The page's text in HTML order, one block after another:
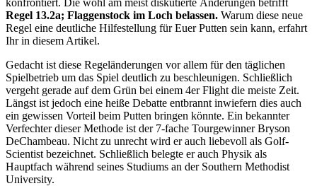
Regel 13.2a; Flaggenstock im Loch belassen. Warum diese neue
Regel eine deutliche Hilfestellung für Euer Putten sein kann, erfahrt
Ihr in diesem Artikel.
Gedacht ist diese Regeländerungen vor allem für den täglichen
Spielbetrieb um das Spiel deutlich zu beschleunigen. Schließlich
vergeht gerade auf dem Grün bei einem 4er Flight die meiste Zeit.
Längst ist jedoch eine heiße Debatte entbrannt inwiefern dies auch
ein gewissen Vorteil beim Putten bringen könnte. Ein bekannter
Verfechter dieser Methode ist der 7-fache Tourgewinner Bryson
DeChambeau. Nicht zu unrecht wird er auch liebevoll als Golf-
Scientist bezeichnet. Schließlich belegte er auch Physik als
Hauptfach während seines Studiums an der Southern Methodist
University.